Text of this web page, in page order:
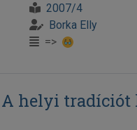
2007/4
Borka Elly
=>
A helyi tradíciót